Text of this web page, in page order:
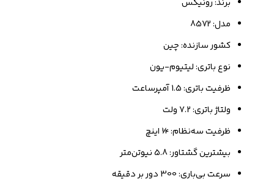
مدل: 8572
کشور سازنده: چین
نوع باتری: لیتیوم-یون
ظرفیت باتری: 1.5 آمپر‌ساعت
ولتاژ باتری: 7.2 ولت
ظرفیت سه‌نظام: ¼ اینچ
بیشترین گشتاور: 5.8 نیوتن‌متر
سرعت بی‌باری: 300 دور بر دقیقه